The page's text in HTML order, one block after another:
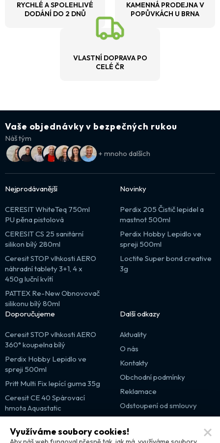
RYCHLÉ A SPOLEHLIVÉ
DODÁNÍ DO 2 DNŮ
KAMENNÁ PRODEJNA V
POPŮVKÁCH U BRNA
VLASTNÍ DOPRAVA PO
CELÉ ČR
Vaše objednávky v bezpečných rukou
Náš tým
+ mnoho dalších
Nejprodávanější
CERESIT WhiteTeq 750ml
PU pěna pistolová
CERESIT CS 25 sanitární
silikon bílý 280ml
Ceresit STOP vlhkosti AERO
náhradní tablety 3+1, 4 x
450g luční kvítí
PATTEX Re-New Obnovovač
silikonu bílý 80ml
Novinky
Perdix 205 Čistič lepidel a
mastnot 500ml
Perdix Hobby Lepidlo ve
spreji 500ml
Loctite Super bond creative
3g
Doporučujeme
Ceresit STOP vlhkosti AERO
360° koupelna bílý
Perdix Hobby Lepidlo ve
spreji 500ml
Pritt Multi Fix lepící guma 35g
Ceresit CE 40 Spárovací
hmota Aquastatic
Další odkazy
Aktuality
O nás
Kontakty
Obchodní podmínky
Reklamace
Odstoupení od smlouvy
Výprodej
Partnerské weby
Využíváme soubory cookies!